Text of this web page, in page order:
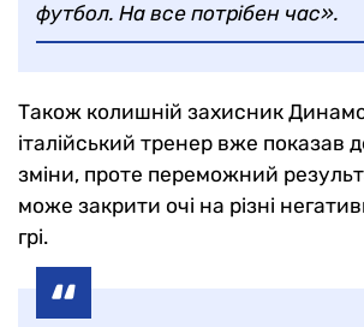
футбол. На все потрібен час».
Також колишній захисник
італійський тренер вже показав
зміни, проте переможний
може закрити очі на різні
грі.